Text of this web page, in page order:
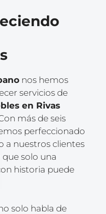
nos hemos
servicios de
en Rivas
más de seis
perfeccionado
a nuestros clientes
solo una
historia puede
solo habla de